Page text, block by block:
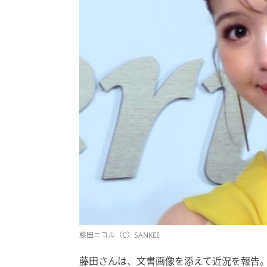
藤田ニコル（C）SANKEI
藤田さんは、文書画像を添えて近況を報告